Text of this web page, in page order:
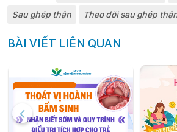
Sau ghép thận
Theo dõi sau ghép
BÀI VIẾT LIÊN QUAN